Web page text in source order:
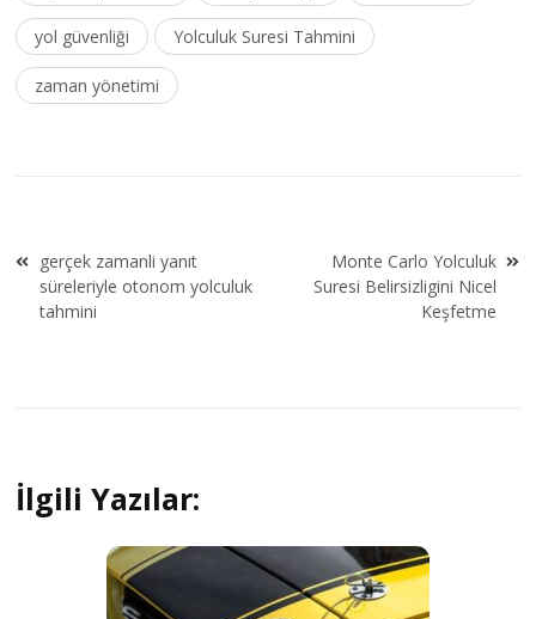
yol güvenliği Yolculuk Suresi Tahmini
zaman yönetimi
Yazı
gezinmesi
gerçek zamanli yanıt
süreleriyle otonom yolculuk
tahmini
Monte Carlo Yolculuk
Suresi Belirsizligini Nicel
Keşfetme
İlgili Yazılar: